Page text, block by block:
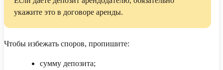
укажите это в договоре аренды.
Чтобы избежать споров, пропишите:
сумму депозита;